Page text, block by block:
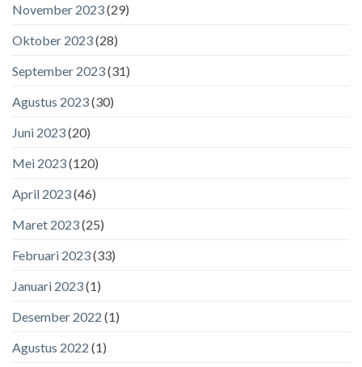
November 2023(29)
Oktober 2023(28)
September 2023(31)
Agustus 2023(30)
Juni 2023(20)
Mei 2023(120)
April 2023(46)
Maret 2023(25)
Februari 2023(33)
Januari 2023(1)
Desember 2022 (1)
Agustus 2022 (1)